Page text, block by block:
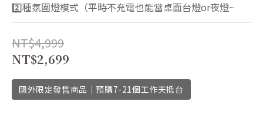
2️⃣種氛圍燈模式（平時不充電也能當桌面台燈or夜燈~
NT$4,999
NT$2,699
國外限定發售商品｜預購7-21個工作天抵台